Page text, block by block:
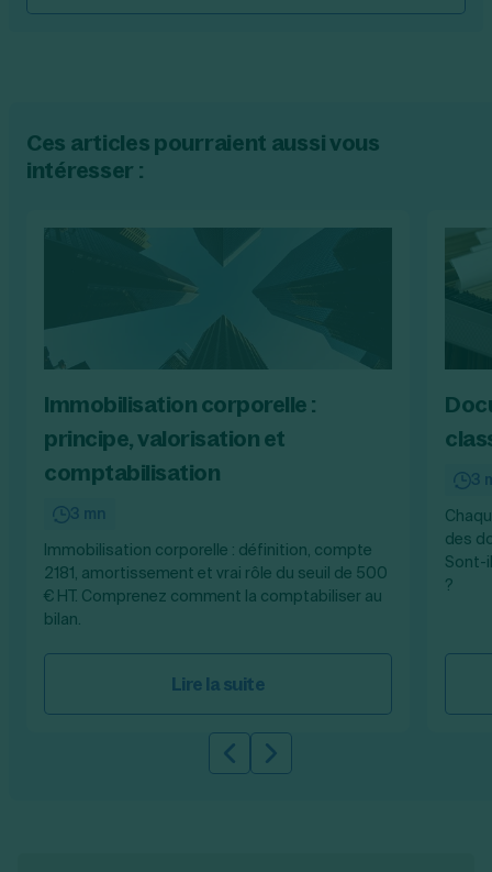
Ces articles pourraient aussi vous
intéresser :
Immobilisation corporelle :
principe, valorisation et
comptabilisation
3 mn
Immobilisation corporelle : définition, compte
2181, amortissement et vrai rôle du seuil de 500
€ HT. Comprenez comment la comptabiliser au
bilan.
Lire la suite
3
des
Sont-
?
Slide précédente
Slide suivante